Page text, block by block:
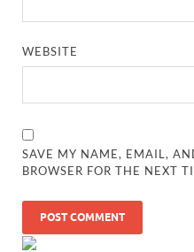
WEBSITE
SAVE MY NAME, EMAIL,
BROWSER FOR THE NEXT